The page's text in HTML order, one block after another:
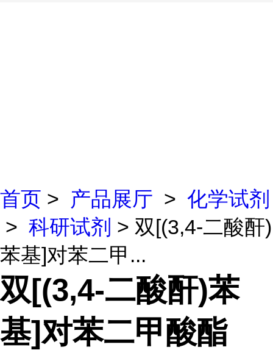
首页 > 产品展厅 > 化学试剂
> 科研试剂 > 双[(3,4-二酸酐)
苯基]对苯二甲...
双[(3,4-二酸酐)苯
基]对苯二甲酸酯